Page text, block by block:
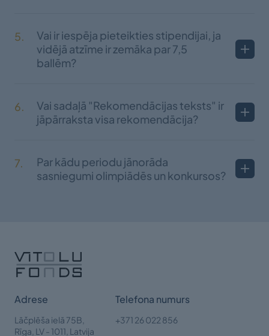
5.
Vai ir iespēja pieteikties stipendijai, ja
vidējā atzīme ir zemāka par 7,5
ballēm?
6.
Vai sadaļā "Rekomendācijas teksts" ir
jāpārraksta visa rekomendācija?
7.
Par kādu periodu jānorāda
sasniegumi olimpiādēs un konkursos?
Adrese
Lāčplēša ielā 75B,
Rīga, LV - 1011, Latvija
Telefona numurs
+371 26 022 856